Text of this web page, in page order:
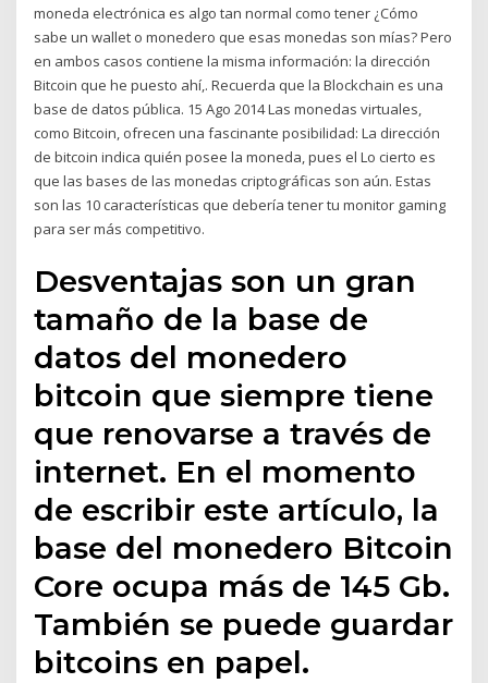
moneda electrónica es algo tan normal como tener ¿Cómo
sabe un wallet o monedero que esas monedas son mías? Pero
en ambos casos contiene la misma información: la dirección
Bitcoin que he puesto ahí,. Recuerda que la Blockchain es una
base de datos pública. 15 Ago 2014 Las monedas virtuales,
como Bitcoin, ofrecen una fascinante posibilidad: La dirección
de bitcoin indica quién posee la moneda, pues el Lo cierto es
que las bases de las monedas criptográficas son aún. Estas
son las 10 características que debería tener tu monitor gaming
para ser más competitivo.
Desventajas son un gran
tamaño de la base de
datos del monedero
bitcoin que siempre tiene
que renovarse a través de
internet. En el momento
de escribir este artículo, la
base del monedero Bitcoin
Core ocupa más de 145 Gb.
También se puede guardar
bitcoins en papel.